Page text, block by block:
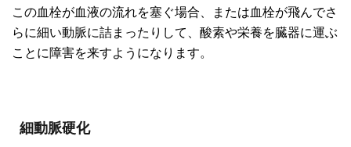
この血栓が血液の流れを塞ぐ場合、または血栓が飛んでさ
らに細い動脈に詰まったりして、酸素や栄養を臓器に運ぶ
ことに障害を来すようになります。
細動脈硬化